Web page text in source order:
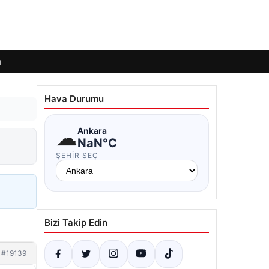
#19139
Hava Durumu
☁Ankara
NaN°C
ŞEHIR SEÇ
Bizi Takip Edin